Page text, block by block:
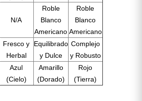
N/A
Roble
Blanco
Americano
Roble
Blanco
Americano
Fresco y
Herbal
Equilibrado
y Dulce
Complejo
y Robusto
Azul
(Cielo)
Amarillo
(Dorado)
Rojo
(Tierra)